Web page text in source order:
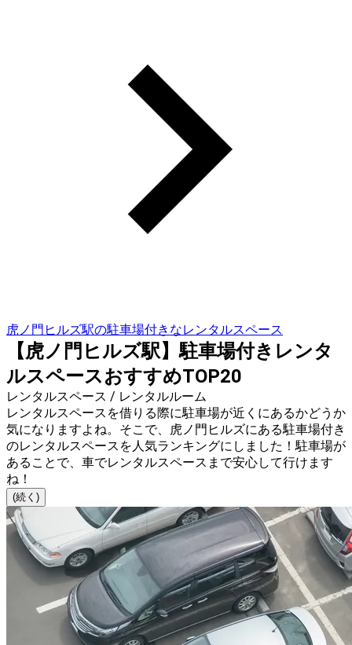
虎ノ門ヒルズ駅の駐車場付きなレンタルスペース
【虎ノ門ヒルズ駅】駐車場付きレンタ
ルスペースおすすめTOP20
レンタルスペース / レンタルルーム
レンタルスペースを借りる際に駐車場が近くにあるかどうか
気になりますよね。そこで、虎ノ門ヒルズにある駐車場付き
のレンタルスペースを人気ランキングにしました！駐車場が
あることで、車でレンタルスペースまで安心して行けます
ね！
(続く)